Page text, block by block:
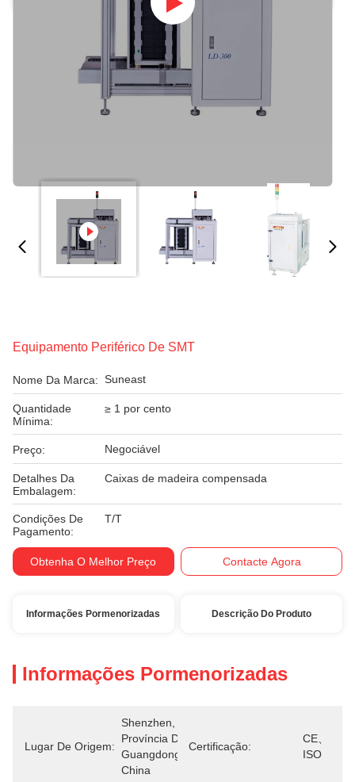
Equipamento Periférico De SMT
Nome Da Marca: Suneast
Quantidade
Mínima:
≥ 1 por cento
Preço: Negociável
Detalhes Da
Embalagem:
Caixas de madeira compensada
Condições De
Pagamento:
T/T
Obtenha O Melhor Preço Contacte Agora
Informações Pormenorizadas Descrição Do Produto
Informações Pormenorizadas
Lugar De Origem:
Shenzhen,
Província De
Guangdong,
China
Certificação:
CE、
ISO